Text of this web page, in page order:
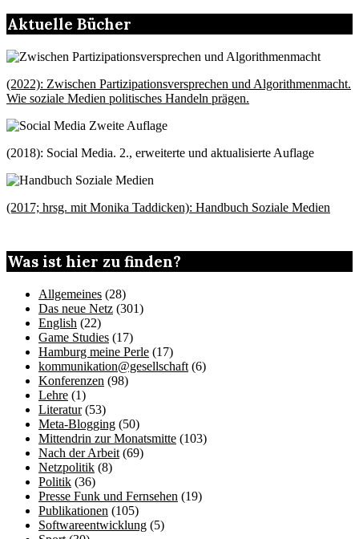
Aktuelle Bücher
(2022): Zwischen Partizipationsversprechen und Algorithmenmacht.
Wie soziale Medien politisches Handeln prägen.
(2018): Social Media. 2., erweiterte und aktualisierte Auflage
(2017; hrsg. mit Monika Taddicken): Handbuch Soziale Medien
Was ist hier zu finden?
Allgemeines (28)
Das neue Netz (301)
English (22)
Game Studies (17)
Hamburg meine Perle (17)
kommunikation@gesellschaft (6)
Konferenzen (98)
Lehre (1)
Literatur(53)
Meta-Blogging (50)
Mittendrin zur Monatsmitte (103)
Nach der Arbeit (69)
Netzpolitik (8)
Politik (36)
Presse Funk und Fernsehen (19)
Publikationen (105)
Softwareentwicklung (5)